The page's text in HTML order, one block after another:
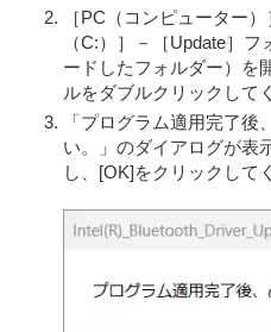
ェアは、本契約の条件に従い
許諾されるもので、許諾ソ
権はお客さまに移転いたしま
第2条 （使用権）
VAIOは、許諾ソフトウェ
本契約によって生ずる
使用する権利をいいます。
［PC（コンピューター
（C:）］－［Update］
ードしたフォルダー）を
ルをダブルクリックして
「プログラム適用完了後
い。」のダイアログが表
し、[OK]をクリックして